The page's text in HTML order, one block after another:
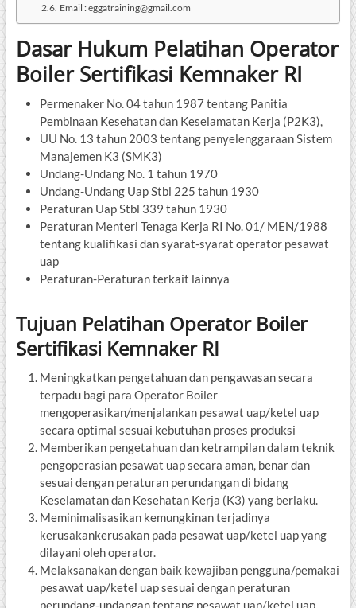
Email : eggatraining@gmail.com
Dasar Hukum Pelatihan Operator
Boiler Sertifikasi Kemnaker RI
Permenaker No. 04 tahun 1987 tentang Panitia
Pembinaan Kesehatan dan Keselamatan Kerja (P2K3),
UU No. 13 tahun 2003 tentang penyelenggaraan Sistem
Manajemen K3 (SMK3)
Undang-Undang No. 1 tahun 1970
Undang-Undang Uap Stbl 225 tahun 1930
Peraturan Uap Stbl 339 tahun 1930
Peraturan Menteri Tenaga Kerja RI No. 01/ MEN/1988
tentang kualifikasi dan syarat-syarat operator pesawat
uap
Peraturan-Peraturan terkait lainnya
Tujuan Pelatihan Operator Boiler
Sertifikasi Kemnaker RI
Meningkatkan pengetahuan dan pengawasan secara
terpadu bagi para Operator Boiler
mengoperasikan/menjalankan pesawat uap/ketel uap
secara optimal sesuai kebutuhan proses produksi
Memberikan pengetahuan dan ketrampilan dalam teknik
pengoperasian pesawat uap secara aman, benar dan
sesuai dengan peraturan perundangan di bidang
Keselamatan dan Kesehatan Kerja (K3) yang berlaku.
Meminimalisasikan kemungkinan terjadinya
kerusakankerusakan pada pesawat uap/ketel uap yang
dilayani oleh operator.
Melaksanakan dengan baik kewajiban pengguna/pemakai
pesawat uap/ketel uap sesuai dengan peraturan
perundang-undangan tentang pesawat uap/ketel uap.